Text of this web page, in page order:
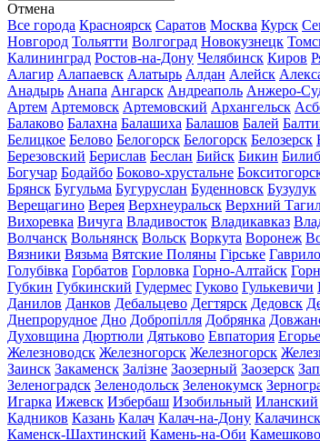
Отмена
Все города Красноярск Саратов Москва Курск
Новгород Тольятти Волгоград Новокузнецк
Калининград Ростов-на-Дону Челябинск Киров
Алагир Алапаевск Алатырь Алдан Алейск
Анадырь Анапа Ангарск Андреаполь Анжеро-
Артем Артемовск Артемовский Архангельск
Балаково Балахна Балашиха Балашов Балей
Белицкое Белово Белогорск Белогорск Белозерск
Березовский Берислав Беслан Бийск Бикин
Богучар Бодайбо Боково-хрустальне
Брянск Бугульма Бугуруслан Буденновск Бузулук
Верещагино Верея Верхнеуральск Верхний
Вихоревка Вичуга Владивосток Владикавказ
Волчанск Вольнянск Вольск Воркута Воронеж
Вязники Вязьма Вятские Поляны Гірське
Голубівка Горбатов Горловка Горно-Алтайск
Губкин Губкинский Гудермес Гуково Гулькевичи
Данилов Данков Дебальцево Дегтярск Дедовск
Днепрорудное Дно Добропілля Добрянка
Духовщина Дюртюли Дятьково Евпатория
Железноводск Железногорск Железногорск
Заинск Закаменск Залізне Заозерный Заозерск
Зеленоградск Зеленодольск Зеленокумск
Игарка Ижевск Избербаш Изобильный Иланский
Кадников Казань Калач Калач-на-Дону Калачинск
Каменск-Шахтинский Камень-на-Оби Камешково